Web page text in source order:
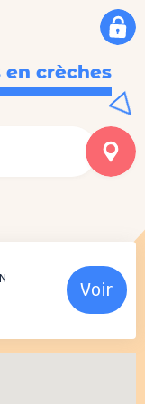
crèches
Voir